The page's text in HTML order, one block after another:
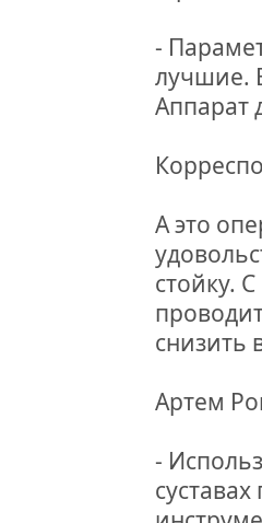
-
лучшие.
Аппарат
А это
стойку.
снизить
Артем
-